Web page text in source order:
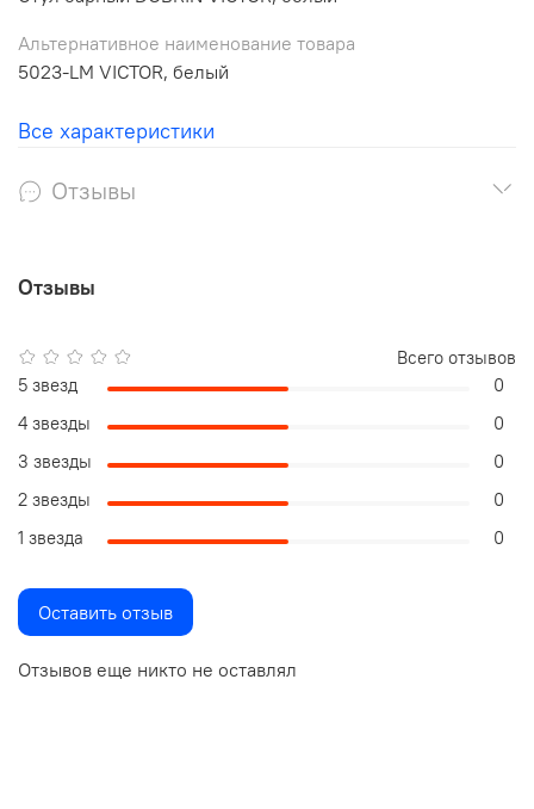
Альтернативное наименование товара
5023-LM VICTOR, белый
Все характеристики
Отзывы
Отзывы
Отзывов еще никто не оставлял
Всего отзывов
5 звезд
0
4 звезды
0
3 звезды
0
2 звезды
0
1 звезда
0
Оставить отзыв